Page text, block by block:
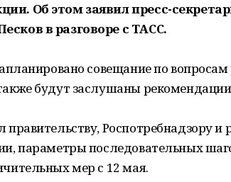
Об этом заявил пресс-
в разговоре с ТАСС.
совещание по
будут заслушаны
Роспотребнадзору и
параметры последовательных
мер с 12 мая.